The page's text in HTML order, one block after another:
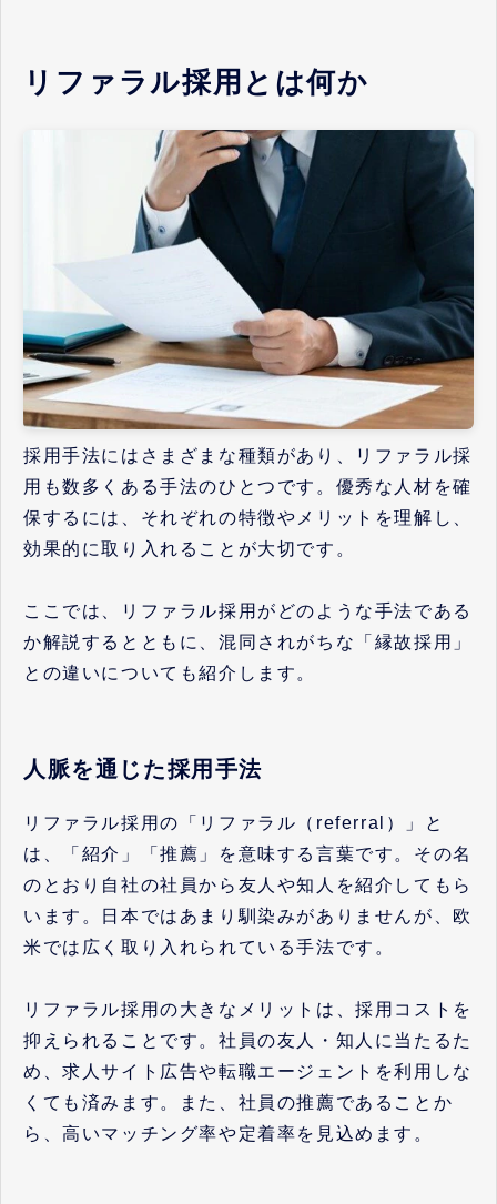
リファラル採用とは何か
採用手法にはさまざまな種類があり、リファラル採
用も数多くある手法のひとつです。優秀な人材を確
保するには、それぞれの特徴やメリットを理解し、
効果的に取り入れることが大切です。
ここでは、リファラル採用がどのような手法である
か解説するとともに、混同されがちな「縁故採用」
との違いについても紹介します。
人脈を通じた採用手法
リファラル採用の「リファラル（referral）」と
は、「紹介」「推薦」を意味する言葉です。その名
のとおり自社の社員から友人や知人を紹介してもら
います。日本ではあまり馴染みがありませんが、欧
米では広く取り入れられている手法です。
リファラル採用の大きなメリットは、採用コストを
抑えられることです。社員の友人・知人に当たるた
め、求人サイト広告や転職エージェントを利用しな
くても済みます。また、社員の推薦であることか
ら、高いマッチング率や定着率を見込めます。